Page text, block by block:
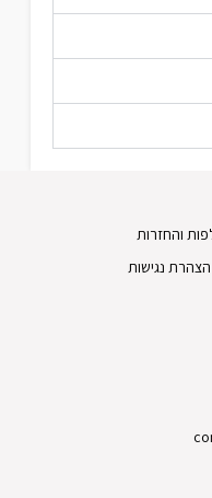
והחזרות
הצהרת נגישות